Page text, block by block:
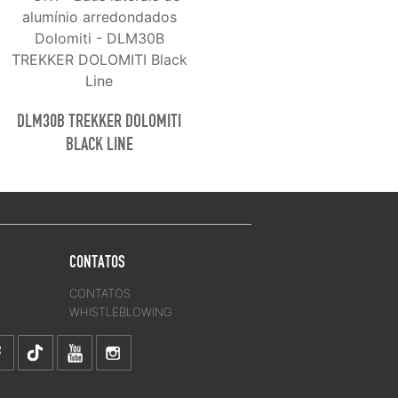
DLM30B TREKKER DOLOMITI
BLACK LINE
CONTATOS
CONTATOS
WHISTLEBLOWING